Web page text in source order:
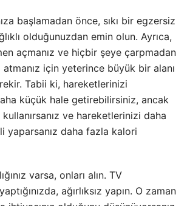
başlamadan önce, sıkı bir egzersiz
olduğunuzdan emin olun. Ayrıca,
açmanız ve hiçbir şeye çarpmadan
atmanız için yeterince büyük bir alanı
Tabii ki, hareketlerinizi
küçük hale getirebilirsiniz, ancak
ve hareketlerinizi daha
yaparsanız daha fazla kalori
varsa, onları alın. TV
ağırlıksız yapın. O zaman